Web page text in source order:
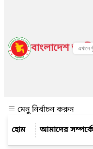
বাংলাদেশ
মেনু নির্বাচন করুন
আমাদের